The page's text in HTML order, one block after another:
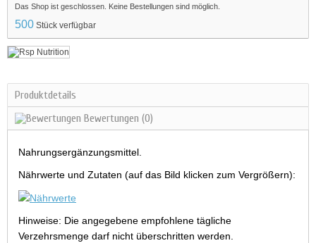
Das Shop ist geschlossen. Keine Bestellungen sind möglich.
500 Stück verfügbar
Produktdetails
Bewertungen (0)
Nahrungsergänzungsmittel.
Nährwerte und Zutaten (auf das Bild klicken zum Vergrößern):
Hinweise: Die angegebene empfohlene tägliche
Verzehrsmenge darf nicht überschritten werden.